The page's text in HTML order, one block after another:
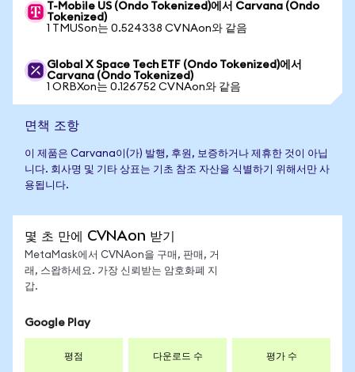
T-Mobile US (Ondo Tokenized)에서 Carvana (Ondo
Tokenized)
1 TMUSon는 0.524338 CVNAon와 같음
Global X Space Tech ETF (Ondo Tokenized)에서
Carvana (Ondo Tokenized)
1 ORBXon는 0.126752 CVNAon와 같음
면책 조항
이 제품은 Carvana이(가) 발행, 후원, 보증하거나 제휴한 것이 아닙
니다. 회사명 및 기타 상표는 기초 참조 자산을 식별하기 위해서만 사
용됩니다.
몇 초 만에 CVNAon 받기
MetaMask에서 CVNAon을 구매, 판매, 거
래, 스왑하세요. 가장 신뢰받는 암호화폐 지
갑.
Google Play
평점 다운로드 수 평가 수